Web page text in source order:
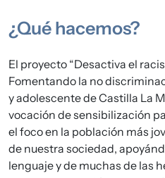
¿Qué hacemos?
El proyecto “Desactiva el
Fomentando la no
y adolescente de Castilla La
vocación de sensibilización
el foco en la población más
de nuestra sociedad,
lenguaje y de muchas de las